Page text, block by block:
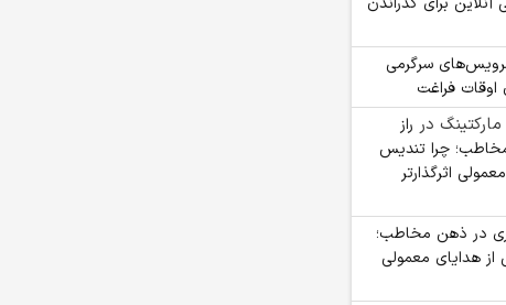
سرگرمی
اوقات فراغت
در راز
چرا تندیس
اثرگذارتر
در ذهن مخاطب؛
از هدایای معمولی